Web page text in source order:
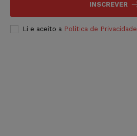
INSCREVER
Li e aceito a Política de Privacidade